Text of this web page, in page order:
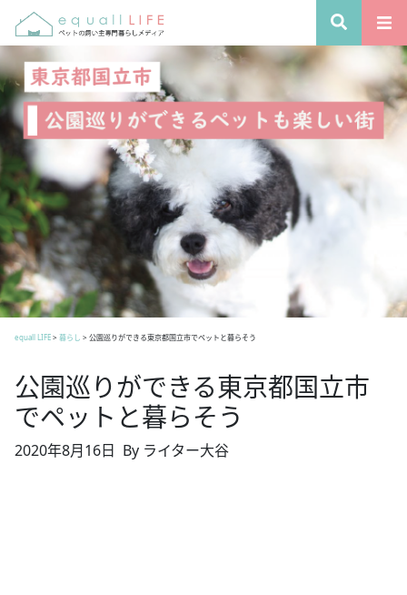
equall LIFE> 暮らし > 公園巡りができる東京都国立市でペットと暮らそう
公園巡りができる東京都国立市
でペットと暮らそう
2020年8月16日 By ライター大谷